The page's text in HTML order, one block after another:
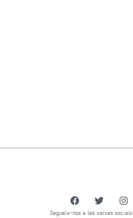
Segueix-nos a les xarxes socials